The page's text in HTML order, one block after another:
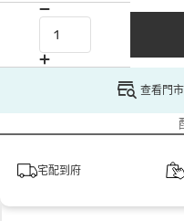
查看門
宅配到府